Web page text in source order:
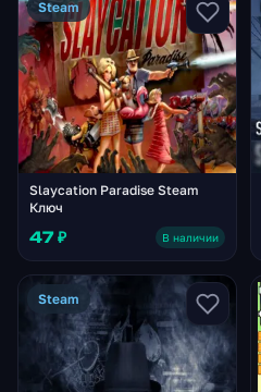
Steam
Slaycation Paradise Steam
Ключ
47 ₽ В наличии
Steam